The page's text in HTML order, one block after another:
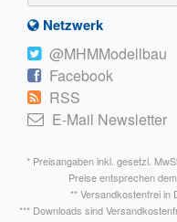
Netzwerk
@MHMModellbau
Facebook
RSS
E-Mail Newsletter
* Preisangaben inkl. gesetzl.
Preise entsprechen
** Versandkostenfrei in
*** Downloads sind